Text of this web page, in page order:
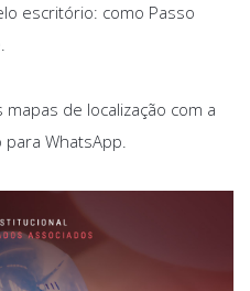
escritório: como Passo
mapas de localização com a
para WhatsApp.